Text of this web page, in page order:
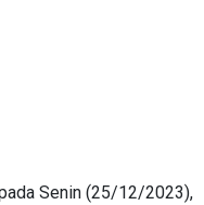
Senin (25/12/2023),